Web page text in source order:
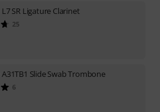
L7 SR Ligature Clarinet
25
A31TB1 Slide Swab Trombone
6